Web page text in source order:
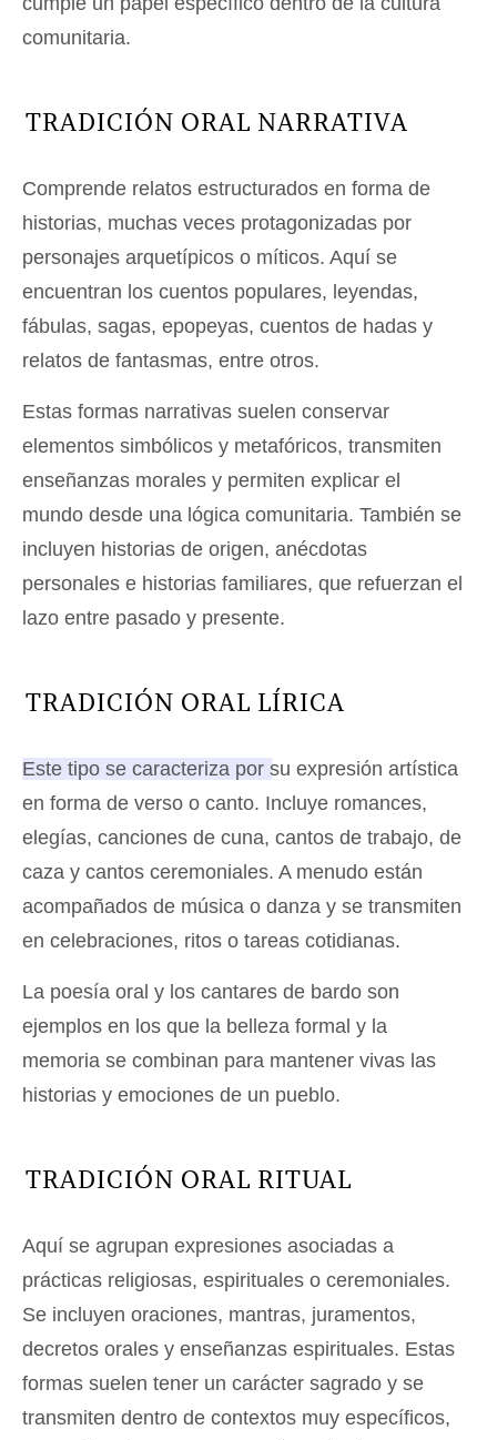
comunitaria.
TRADICIÓN ORAL NARRATIVA
Comprende relatos estructurados en forma de
historias, muchas veces protagonizadas por
personajes arquetípicos o míticos. Aquí se
encuentran los cuentos populares, leyendas,
fábulas, sagas, epopeyas, cuentos de hadas y
relatos de fantasmas, entre otros.
Estas formas narrativas suelen conservar
elementos simbólicos y metafóricos, transmiten
enseñanzas morales y permiten explicar el
mundo desde una lógica comunitaria. También se
incluyen historias de origen, anécdotas
personales e historias familiares, que refuerzan el
lazo entre pasado y presente.
TRADICIÓN ORAL LÍRICA
Este tipo se caracteriza por su expresión artística
en forma de verso o canto. Incluye romances,
elegías, canciones de cuna, cantos de trabajo, de
caza y cantos ceremoniales. A menudo están
acompañados de música o danza y se transmiten
en celebraciones, ritos o tareas cotidianas.
La poesía oral y los cantares de bardo son
ejemplos en los que la belleza formal y la
memoria se combinan para mantener vivas las
historias y emociones de un pueblo.
TRADICIÓN ORAL RITUAL
Aquí se agrupan expresiones asociadas a
prácticas religiosas, espirituales o ceremoniales.
Se incluyen oraciones, mantras, juramentos,
decretos orales y enseñanzas espirituales. Estas
formas suelen tener un carácter sagrado y se
transmiten dentro de contextos muy específicos,